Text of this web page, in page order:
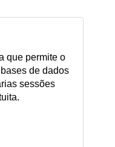
que permite o
de dados
sessões